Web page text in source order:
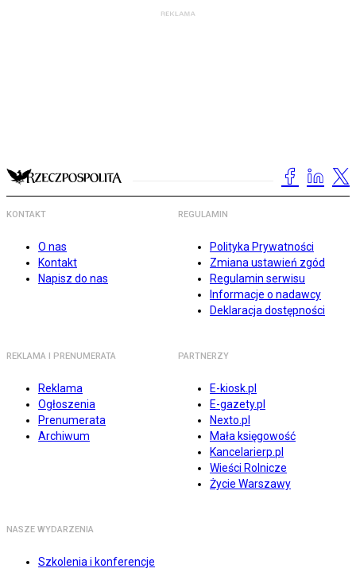
KONTAKT
O nas
Kontakt
Napisz do nas
REGULAMIN
Polityka Prywatności
Zmiana ustawień zgód
Regulamin serwisu
Informacje o nadawcy
Deklaracja dostępności
REKLAMA I PRENUMERATA
Reklama
Ogłoszenia
Prenumerata
Archiwum
PARTNERZY
E-kiosk.pl
E-gazety.pl
Nexto.pl
Mała księgowość
Kancelarierp.pl
Wieści Rolnicze
Życie Warszawy
NASZE WYDARZENIA
Szkolenia i konferencje